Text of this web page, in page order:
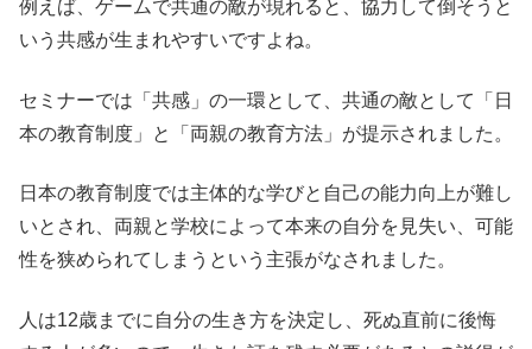
例えば、ゲームで共通の敵が現れると、協力して倒そうと
いう共感が生まれやすいですよね。
セミナーでは「共感」の一環として、共通の敵として「日
本の教育制度」と「両親の教育方法」が提示されました。
日本の教育制度では主体的な学びと自己の能力向上が難し
いとされ、両親と学校によって本来の自分を見失い、可能
性を狭められてしまうという主張がなされました。
人は12歳までに自分の生き方を決定し、死ぬ直前に後悔